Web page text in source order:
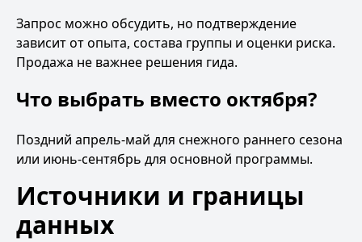
Запрос можно обсудить, но подтверждение
зависит от опыта, состава группы и оценки риска.
Продажа не важнее решения гида.
Что выбрать вместо октября?
Поздний апрель-май для снежного раннего сезона
или июнь-сентябрь для основной программы.
Источники и границы
данных